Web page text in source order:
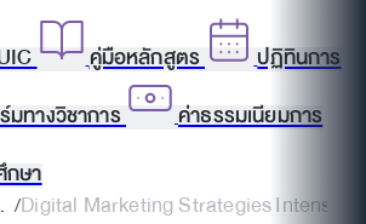
คู่มือหลักสูตร
ปฏิทินการ
มทางวิชาการ
ค่าธรรมเนียมการ
กษา
Digital Marketing Strategies